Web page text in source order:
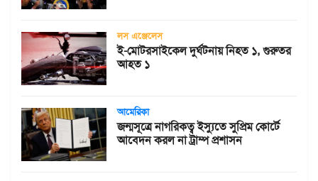
লস এঞ্জেলেস
ই-মোটরসাইকেল দুর্ঘটনায় নিহত ১, গুরুতর
আহত ১
আমেরিকা
জন্মসূত্রে নাগরিকত্ব ইস্যুতে সুপ্রিম কোর্টে
আবেদন করল না ট্রাম্প প্রশাসন